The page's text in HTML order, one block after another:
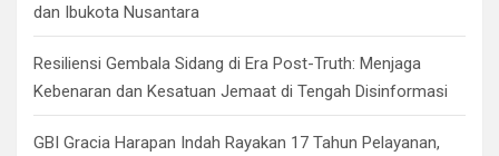
dan Ibukota Nusantara
Resiliensi Gembala Sidang di Era Post-Truth: Menjaga
Kebenaran dan Kesatuan Jemaat di Tengah Disinformasi
GBI Gracia Harapan Indah Rayakan 17 Tahun Pelayanan,